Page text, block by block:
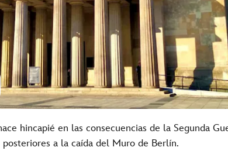
hincapié en las consecuencias de la Segunda
a la caída del Muro de Berlín.